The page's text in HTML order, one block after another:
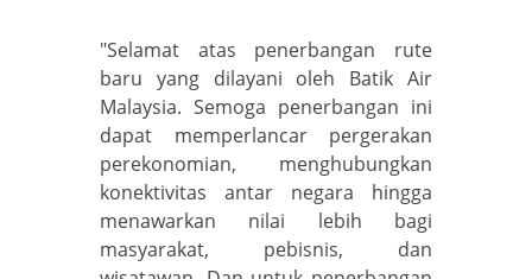
"Selamat atas penerbangan rute
baru yang dilayani oleh Batik Air
Malaysia. Semoga penerbangan ini
dapat memperlancar pergerakan
perekonomian, menghubungkan
konektivitas antar negara hingga
menawarkan nilai lebih bagi
masyarakat, pebisnis, dan